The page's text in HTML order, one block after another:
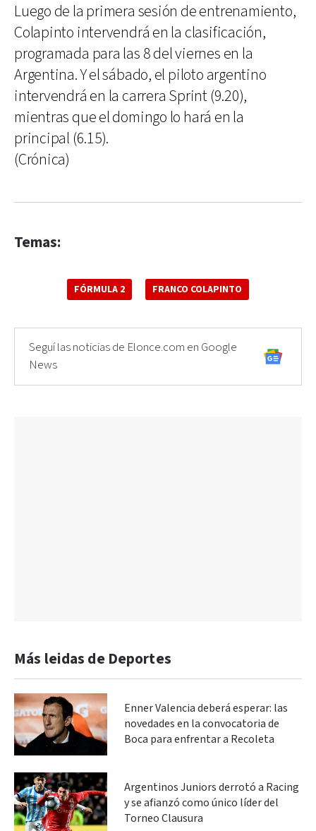
Luego de la primera sesión de entrenamiento,
Colapinto intervendrá en la clasificación,
programada para las 8 del viernes en la
Argentina. Y el sábado, el piloto argentino
intervendrá en la carrera Sprint (9.20),
mientras que el domingo lo hará en la
principal (6.15).
(Crónica)
Temas:
FÓRMULA 2 FRANCO COLAPINTO
Seguí las noticias de Elonce.com en Google
News
Más leidas de Deportes
Enner Valencia deberá esperar: las
novedades en la convocatoria de
Boca para enfrentar a Recoleta
Argentinos Juniors derrotó a Racing
y se afianzó como único líder del
Torneo Clausura